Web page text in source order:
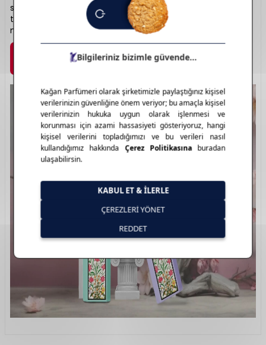
sunar. Kalıcı ve karakterli notaları, etkileyici şişe
tasarımlarıyla birleşir. Gucci, her parfümüyle bir stil
manifestosu sunar. Lüks kokunun yeniden tanımı: Gucci.
Marka Detayı